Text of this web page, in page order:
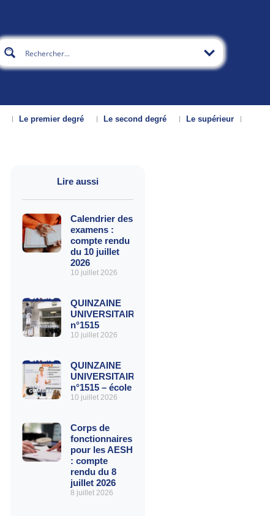
Le premier degré Le second degré
Le supérieur
Lire aussi
Calendrier des
examens :
compte rendu
du 10 juillet
2026
10 juillet 2026
QUINZAINE
UNIVERSITAIRE
n°1515
10 juillet 2026
QUINZAINE
UNIVERSITAIRE
n°1515 – école
10 juillet 2026
Corps de
fonctionnaires
pour les AESH
: compte
rendu du 8
juillet 2026
8 juillet 2026